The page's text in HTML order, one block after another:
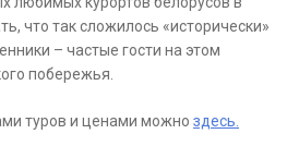
что так сложилось «исторически»
– частые гости на этом
побережья.
туров и ценами можно здесь.